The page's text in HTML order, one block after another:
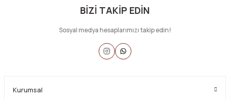
BİZİ TAKİP EDİN
Sosyal medya hesaplarımızı takip edin!
Kurumsal